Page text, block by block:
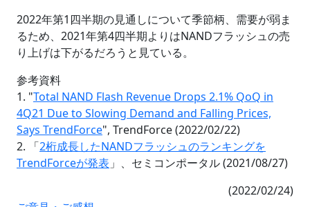
2022年第1四半期の見通しについて季節柄、需要が弱ま
るため、2021年第4四半期よりはNANDフラッシュの売
り上げは下がるだろうと見ている。
参考資料
1. "Total NAND Flash Revenue Drops 2.1% QoQ in
4Q21 Due to Slowing Demand and Falling Prices,
Says TrendForce", TrendForce (2022/02/22)
2. 「2桁成長したNANDフラッシュのランキングを
TrendForceが発表 」、セミコンポータル (2021/08/27)
(2022/02/24)